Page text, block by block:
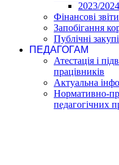
2023/
Фінансові звіти
Запобігання
Публічні
ПЕДАГОГАМ
Атестація і
працівників
Актуальна
Нормативно-
педагогічних